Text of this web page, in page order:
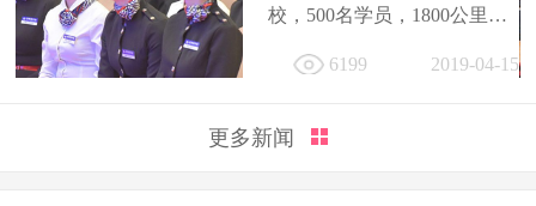
校，500名学员，1800公里，
地方... 6199 2019-04-15
更多新闻